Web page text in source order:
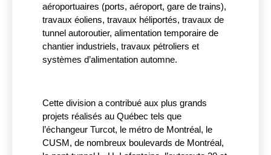
aéroportuaires (ports, aéroport, gare de trains),
travaux éoliens, travaux héliportés, travaux de
tunnel autoroutier, alimentation temporaire de
chantier industriels, travaux pétroliers et
systèmes d’alimentation automne.
Cette division a contribué aux plus grands
projets réalisés au Québec tels que
l’échangeur Turcot, le métro de Montréal, le
CUSM, de nombreux boulevards de Montréal,